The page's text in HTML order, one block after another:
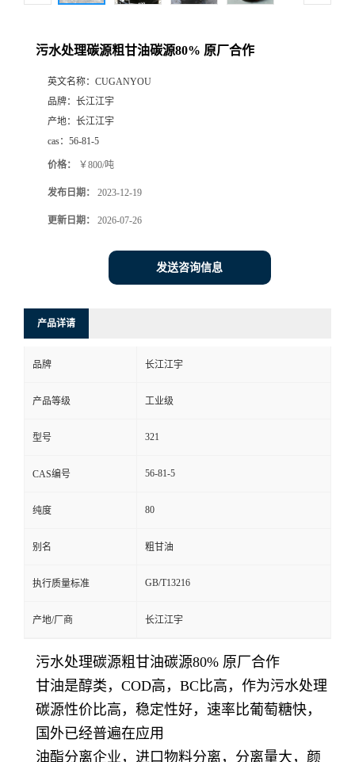
污水处理碳源粗甘油碳源80% 原厂合作
英文名称： CUGANYOU
品牌： 长江江宇
产地： 长江江宇
cas： 56-81-5
价格： ￥800/吨
发布日期： 2023-12-19
更新日期： 2026-07-26
发送咨询信息
产品详请
品牌 长江江宇
产品等级 工业级
型号 321
CAS编号 56-81-5
纯度 80
别名 粗甘油
执行质量标准 GB/T13216
产地/厂商 长江江宇
污水处理碳源粗甘油碳源80% 原厂合作
甘油是醇类，COD高，BC比高，作为污水处理
碳源性价比高，稳定性好，速率比葡萄糖快，
国外已经普遍在应用
油酯分离企业，进口物料分离，分离量大，颜